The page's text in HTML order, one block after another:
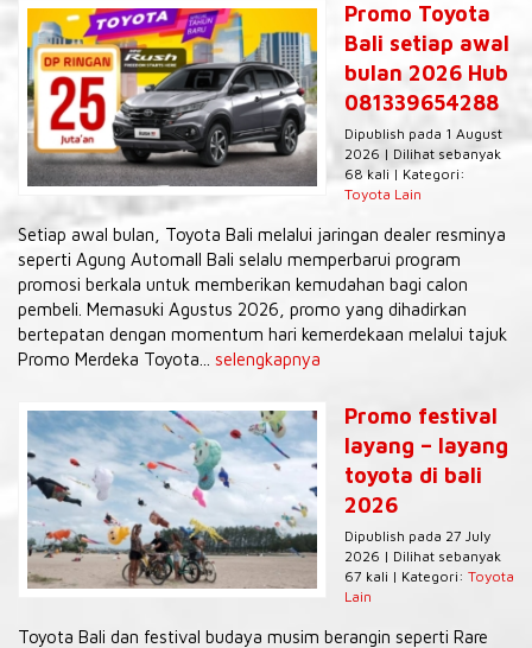
Promo Toyota
Bali setiap awal
bulan 2026 Hub
081339654288
Dipublish pada 1 August
2026 | Dilihat sebanyak
68 kali | Kategori:
Toyota Lain
Setiap awal bulan, Toyota Bali melalui jaringan dealer resminya
seperti Agung Automall Bali selalu memperbarui program
promosi berkala untuk memberikan kemudahan bagi calon
pembeli. Memasuki Agustus 2026, promo yang dihadirkan
bertepatan dengan momentum hari kemerdekaan melalui tajuk
Promo Merdeka Toyota... selengkapnya
Promo festival
layang – layang
toyota di bali
2026
Dipublish pada 27 July
2026 | Dilihat sebanyak
67 kali | Kategori: Toyota
Lain
Toyota Bali dan festival budaya musim berangin seperti Rare